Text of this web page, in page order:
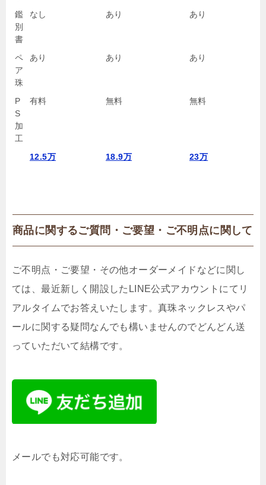
鑑
別
書
なし あり あり
ペ
ア
珠
あり あり あり
P
S
加
工
有料 無料 無料
12.5万 18.9万 23万
商品に関するご質問・ご要望・ご不明点に関して
ご不明点・ご要望・その他オーダーメイドなどに関し
ては、最近新しく開設したLINE公式アカウントにてリ
アルタイムでお答えいたします。真珠ネックレスやパ
ールに関する疑問なんでも構いませんのでどんどん送
っていただいて結構です。
メールでも対応可能です。